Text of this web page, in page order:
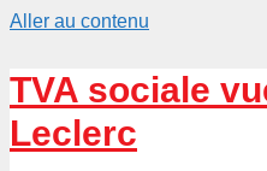
Aller au contenu
TVA sociale
Leclerc